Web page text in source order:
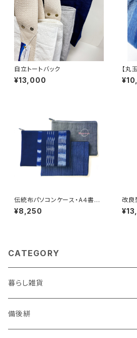
自立トートバック
¥13,000
【丸
伝統
伝統布パソコンケース・A４書類
が入るサイズ感
¥8,250
改良
枕）
CATEGORY
暮らし雑貨
ケース
備後絣